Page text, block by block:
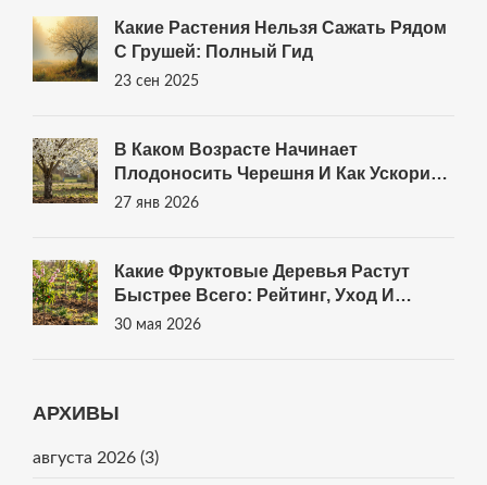
Какие Растения Нельзя Сажать Рядом
С Грушей: Полный Гид
23 сен 2025
В Каком Возрасте Начинает
Плодоносить Черешня И Как Ускорить
Первый Урожай
27 янв 2026
Какие Фруктовые Деревья Растут
Быстрее Всего: Рейтинг, Уход И
Советы Для Новичков
30 мая 2026
АРХИВЫ
августа 2026 (3)